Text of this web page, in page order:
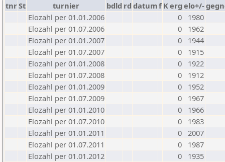
tnrSt turnier bdld rd datumf Kerg elo+/-
Elozahl per 01.01.2006
0
1980
Elozahl per 01.07.2006
0
1962
Elozahl per 01.01.2007
0
1944
Elozahl per 01.07.2007
0
1915
Elozahl per 01.01.2008
0
1922
Elozahl per 01.07.2008
0
1912
Elozahl per 01.01.2009
0
1952
Elozahl per 01.07.2009
0
1967
Elozahl per 01.01.2010
0
1966
Elozahl per 01.07.2010
0
1983
Elozahl per 01.01.2011
0 2007
Elozahl per 01.07.2011
0
1987
Elozahl per 01.01.2012
0
1935